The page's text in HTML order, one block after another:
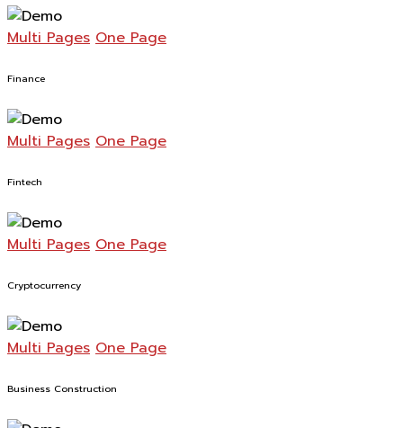
Multi Pages One Page
Finance
Multi Pages One Page
Fintech
Multi Pages One Page
Cryptocurrency
Multi Pages One Page
Business Construction